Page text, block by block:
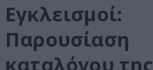
Εγκλεισμοί:
Παρουσίαση
καταλόγου της